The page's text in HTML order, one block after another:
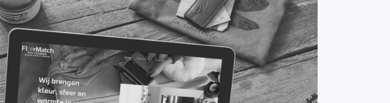
Floormatch, uw vloer en interieur specialist op Goeree-
Overflakkee